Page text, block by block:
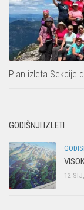
Alpinisti
Skijaši
Put
Ojos del Salado
Slavko Patačko
Željko Brdal
Markacijska
Dosadašnje
Novosti
Plan izleta Sekcije
GODIŠNJI IZLETI
12